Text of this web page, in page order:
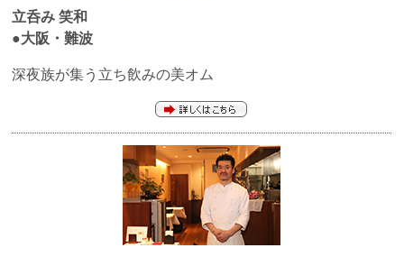
立呑み 笑和
●大阪・難波
深夜族が集う立ち飲みの美オム